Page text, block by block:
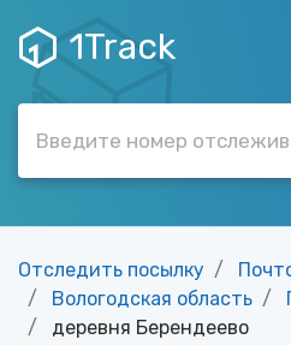
1Track
Отследить посылку
Вологодская область
деревня Берендеево